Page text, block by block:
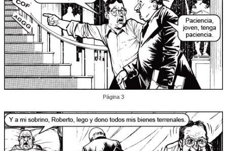
Página 3